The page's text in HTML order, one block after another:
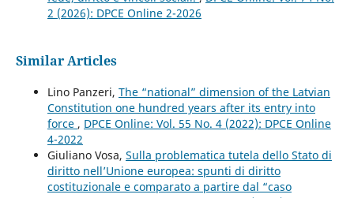
2 (2026): DPCE Online 2-2026
Similar Articles
Lino Panzeri, The “national” dimension of the Latvian
Constitution one hundred years after its entry into
force , DPCE Online: Vol. 55 No. 4 (2022): DPCE Online
4-2022
Giuliano Vosa, Sulla problematica tutela dello Stato di
diritto nell’Unione europea: spunti di diritto
costituzionale e comparato a partire dal “caso